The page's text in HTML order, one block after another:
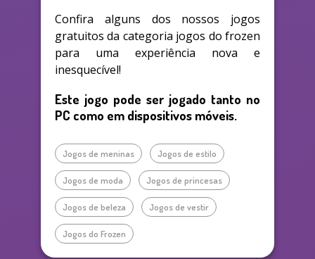
Confira alguns dos nossos jogos
gratuitos da categoria jogos do frozen
para uma experiência nova e
inesquecível!
Este jogo pode ser jogado tanto no
PC como em dispositivos móveis.
Jogos de meninas Jogos de estilo
Jogos de moda Jogos de princesas
Jogos de beleza Jogos de vestir
Jogos do Frozen